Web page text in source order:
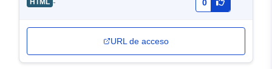
formation
HTML - 0
URL de acceso